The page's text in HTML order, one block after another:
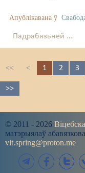
Апублікавана ў
Падрабязьней ...
<< < 1 2 3
>>
© 2011 - 2026
матэрыялаў
vit.spring@proton.me